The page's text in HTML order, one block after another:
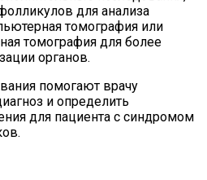
для анализа
томография или
томография для более
органов.
помогают врачу
и определить
для пациента с синдромом